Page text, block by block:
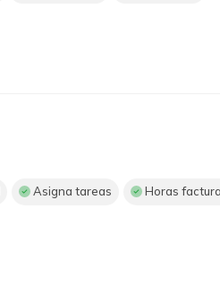
Asigna tareas Horas